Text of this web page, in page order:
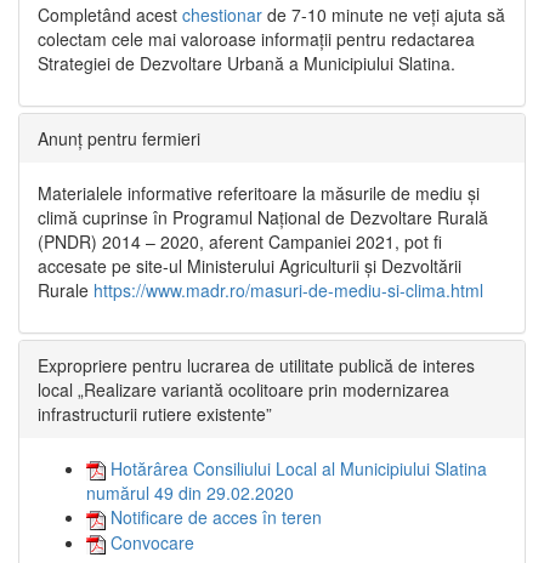
Completând acest chestionar de 7-10 minute ne veți ajuta să
colectam cele mai valoroase informații pentru redactarea
Strategiei de Dezvoltare Urbană a Municipiului Slatina.
Anunț pentru fermieri
Materialele informative referitoare la măsurile de mediu și
climă cuprinse în Programul Național de Dezvoltare Rurală
(PNDR) 2014 – 2020, aferent Campaniei 2021, pot fi
accesate pe site-ul Ministerului Agriculturii și Dezvoltării
Rurale https://www.madr.ro/masuri-de-mediu-si-clima.html
Expropriere pentru lucrarea de utilitate publică de interes
local „Realizare variantă ocolitoare prin modernizarea
infrastructurii rutiere existente”
Hotărârea Consiliului Local al Municipiului Slatina
numărul 49 din 29.02.2020
Notificare de acces în teren
Convocare